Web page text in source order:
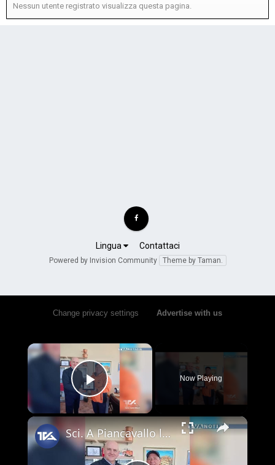
Nessun utente registrato visualizza questa pagina.
Lingua Contattaci
Powered by Invision Community Theme by Taman.
Change privacy settings Advertise with us
×
Play Video
Now Playing
×
Sci. A Piancavallo le gare di "Coppa Sicilia 2026", "Coppa Adrano” e “Memorial Pippo Maccarrone". O